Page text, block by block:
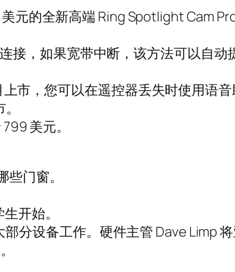
元的全新高端 Ring Spotlight Cam
接，如果宽带中断，该方法可以自动
上市，您可以在遥控器丢失时使用语
美元。
门窗。
开始。
分设备工作。硬件主管 Dave Limp